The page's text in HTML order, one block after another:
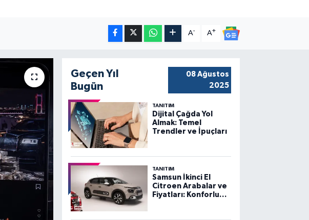
A- A+
Geçen Yıl
Bugün
08 Ağustos
2025
TANITIM
Dijital Çağda Yol
Almak: Temel
Trendler ve İpuçları
TANITIM
Samsun İkinci El
Citroen Arabalar ve
Fiyatları: Konforlu